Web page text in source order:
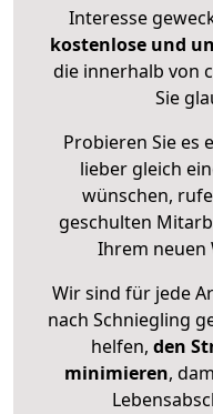
Interesse
kostenlose und
die innerhalb von
Sie
Probieren Sie es
lieber gleich
wünschen,
geschulten
Ihrem neuen
Wir sind für jede
nach Schniegling
helfen, den
minimieren,